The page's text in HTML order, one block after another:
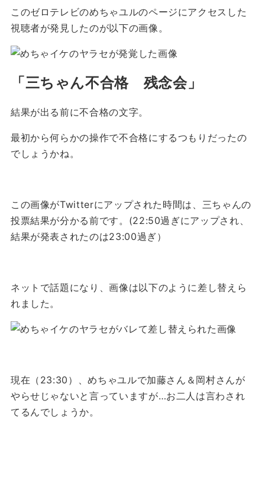
このゼロテレビのめちゃユルのページにアクセスした
視聴者が発見したのが以下の画像。
「三ちゃん不合格 残念会」
結果が出る前に不合格の文字。
最初から何らかの操作で不合格にするつもりだったの
でしょうかね。
この画像がTwitterにアップされた時間は、三ちゃんの
投票結果が分かる前です。(22:50過ぎにアップされ、
結果が発表されたのは23:00過ぎ）
ネットで話題になり、画像は以下のように差し替えら
れました。
現在（23:30）、めちゃユルで加藤さん＆岡村さんが
やらせじゃないと言っていますが…お二人は言わされ
てるんでしょうか。